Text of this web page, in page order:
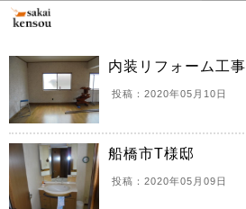
内装リフォーム工事
投稿：2020年05月10日
船橋市T様邸
投稿：2020年05月09日